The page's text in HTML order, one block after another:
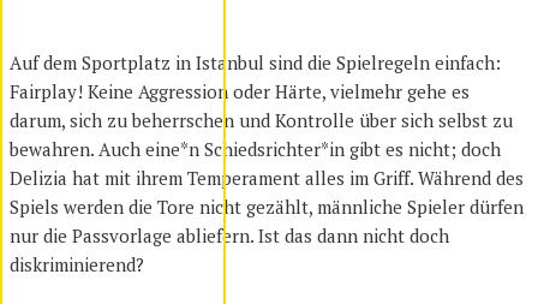
Auf dem Sportplatz in Istanbul sind die Spielregeln einfach:
Fairplay! Keine Aggression oder Härte, vielmehr gehe es
darum, sich zu beherrschen und Kontrolle über sich selbst zu
bewahren. Auch eine*n Schiedsrichter*in gibt es nicht; doch
Delizia hat mit ihrem Temperament alles im Griff. Während des
Spiels werden die Tore nicht gezählt, männliche Spieler dürfen
nur die Passvorlage abliefern. Ist das dann nicht doch
diskriminierend?